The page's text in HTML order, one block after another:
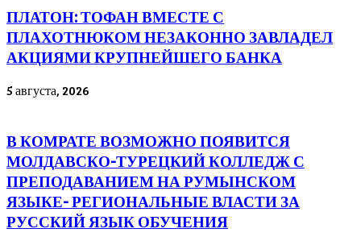
ПЛАТОН: ТОФАН ВМЕСТЕ С
ПЛАХОТНЮКОМ НЕЗАКОННО ЗАВЛАДЕЛ
АКЦИЯМИ КРУПНЕЙШЕГО БАНКА
5 августа, 2026
В КОМРАТЕ ВОЗМОЖНО ПОЯВИТСЯ
МОЛДАВСКО-ТУРЕЦКИЙ КОЛЛЕДЖ С
ПРЕПОДАВАНИЕМ НА РУМЫНСКОМ
ЯЗЫКЕ- РЕГИОНАЛЬНЫЕ ВЛАСТИ ЗА
РУССКИЙ ЯЗЫК ОБУЧЕНИЯ